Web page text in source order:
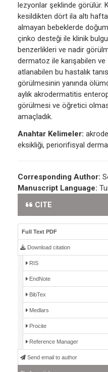
lezyonlar şeklinde görülür.
kesildikten dört ila altı
almayan bebeklerde
çinko desteği ile klinik
benzerlikleri ve nadir
dermatoz ile karışabilen ve
atlanabilen bu hastalık
görülmesinin yanında
aylık akrodermatitis
görülmesi ve öğretici
amaçladık.
Anahtar Kelimeler:
eksikliği, periorifisyal
Corresponding Author:
Manuscript Language:
CITE
Full Text PDF
Download citation
RIS
EndNote
BibTex
Medlars
Procite
Reference Manager
Send email to author